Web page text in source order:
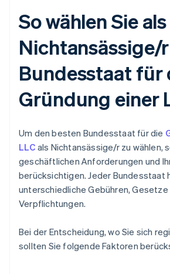
So wählen Sie als
Nichtansässige/
Bundesstaat für
Gründung einer
Um den besten Bundesstaat für die
LLC als Nichtansässige/r zu wählen,
geschäftlichen Anforderungen und
berücksichtigen. Jeder Bundesstaat
unterschiedliche Gebühren,
Verpflichtungen.
Bei der Entscheidung, wo Sie sich
sollten Sie folgende Faktoren